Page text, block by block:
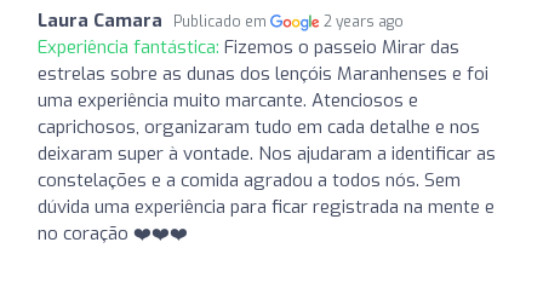
Laura Camara Publicado em 2 years ago
Experiência fantástica: Fizemos o passeio Mirar das
estrelas sobre as dunas dos lençóis Maranhenses e foi
uma experiência muito marcante. Atenciosos e
caprichosos, organizaram tudo em cada detalhe e nos
deixaram super à vontade. Nos ajudaram a identificar as
constelações e a comida agradou a todos nós. Sem
dúvida uma experiência para ficar registrada na mente e
no coração ❤️❤️❤️